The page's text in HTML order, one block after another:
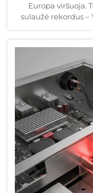
Europa viršuoja.
sulaužė rekordus –
daugiau nei 1300
oro